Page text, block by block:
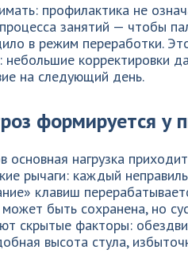
профилактика не
занятий — чтобы
в режим переработки.
небольшие корректировки
на следующий день.
формируется у
основная нагрузка
рычаги: каждый
клавиш
быть сохранена, но
скрытые факторы:
высота стула,